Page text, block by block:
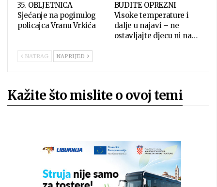
35. OBLJETNICA
Sjećanje na poginulog
policajca Vranu Vrkića
BUDITE OPREZNI
Visoke temperature i
dalje u najavi – ne
ostavljajte djecu ni na…
NATRAG NAPRIJED
Kažite što mislite o ovoj temi